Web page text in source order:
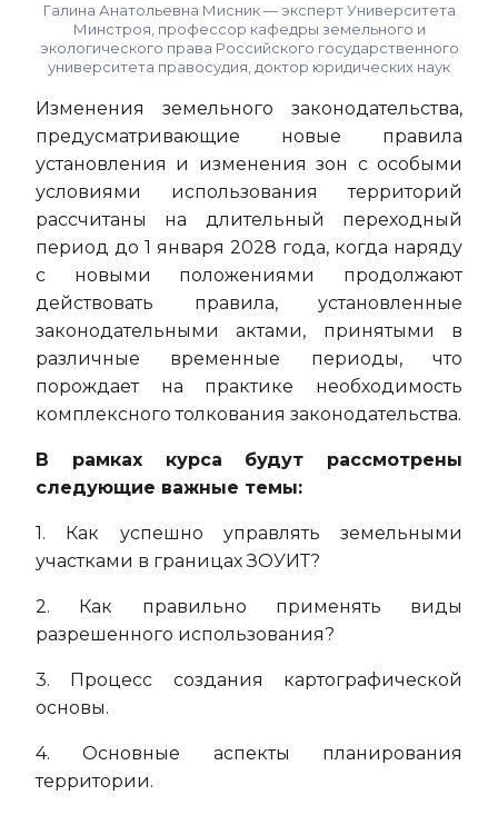
Галина Анатольевна Мисник — эксперт Университета
Минстроя, профессор кафедры земельного и
экологического права Российского государственного
университета правосудия, доктор юридических наук
Изменения земельного законодательства,
предусматривающие новые правила
установления и изменения зон с особыми
условиями использования территорий
рассчитаны на длительный переходный
период до 1 января 2028 года, когда наряду
с новыми положениями продолжают
действовать правила, установленные
законодательными актами, принятыми в
различные временные периоды, что
порождает на практике необходимость
комплексного толкования законодательства.
В рамках курса будут рассмотрены
следующие важные темы:
1. Как успешно управлять земельными
участками в границах ЗОУИТ?
2. Как правильно применять виды
разрешенного использования?
3. Процесс создания картографической
основы.
4. Основные аспекты планирования
территории.